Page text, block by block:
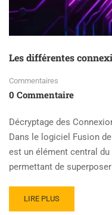
Les différentes
Commentaires
0 Commentaire
Décryptage des
Dans le logiciel Fusion
est un élément central
permettant de
READ
MORE
LIRE PLUS